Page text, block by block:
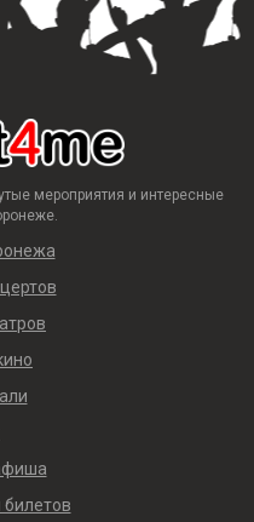
мероприятия и интересные
билетов